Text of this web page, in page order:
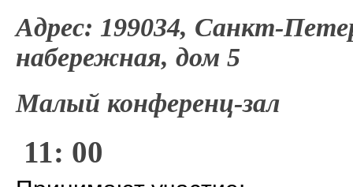
Адрес: 199034, Санкт-
набережная, дом 5
Малый конференц-зал
11: 00